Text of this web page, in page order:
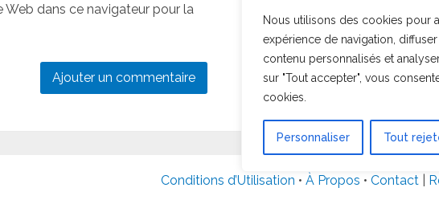
Nous utilisons des cookies pour
expérience de navigation,
contenu personnalisés et
sur "Tout accepter", vous
cookies.
Personnaliser Tout
dans ce navigateur pour la
Conditions d’Utilisation • À Propos • Contact